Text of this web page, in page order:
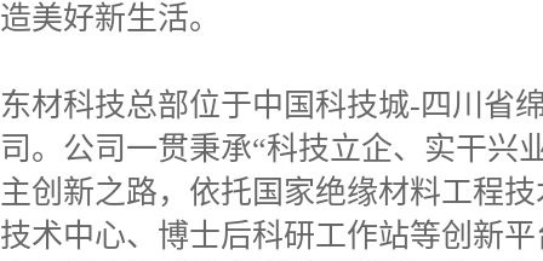
造美好新生活。
东材科技总部位于中国科技城-四川省
司。公司一贯秉承“科技立企、实干兴
主创新之路，依托国家绝缘材料工程
技术中心、博士后科研工作站等创新